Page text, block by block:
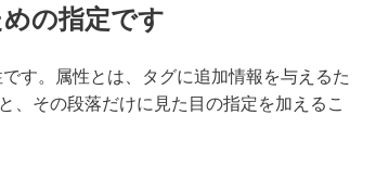
の指定です
す。属性とは、タグに追加情報を与えるた
、その段落だけに見た目の指定を加えるこ